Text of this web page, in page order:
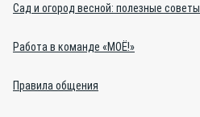
Сад и огород весной: полезные советы
Работа в команде «МОЁ!»
Правила общения